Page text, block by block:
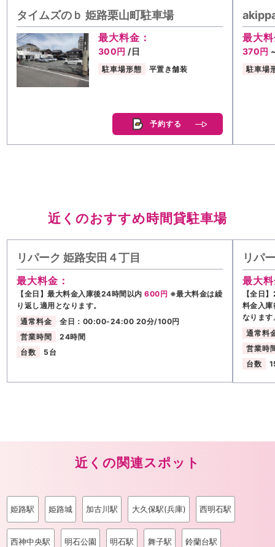
タイムズのｂ 姫路栗山町駐車場
最大料金：
300円 /日
駐車場形態 平置き舗装
予約する
最大
370円
駐車場
近くのおすすめ時間貸駐車場
リパーク 姫路安田４丁目
最大料金：
【全日】最大料金入庫後24時間以内600円 ※最大料金は繰
り返し適用となります。
通常料金
全日：00:00-24:00 20分/100円
営業時間
24時間
台数
5台
リパ
最大
【全日
料金入
なります
通常料
営業時
台数
近くの関連スポット
姫路駅 姫路城 加古川駅 大久保駅(兵庫) 西明石駅
西神中央駅 明石公園 明石駅 舞子駅 鈴蘭台駅